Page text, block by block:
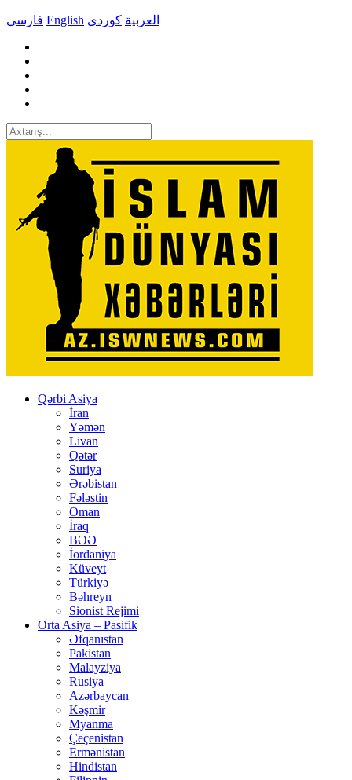
فارسی English العربیة کوردی
Qərbi Asiya
İran
Yəmən
Livan
Qətər
Suriya
Ərəbistan
Fələstin
Oman
İraq
BƏƏ
İordaniya
Küveyt
Türkiyə
Bəhreyn
Sionist Rejimi
Orta Asiya – Pasifik
Əfqanıstan
Pakistan
Malayziya
Rusiya
Azərbaycan
Kəşmir
Myanma
Çeçenistan
Ermənistan
Hindistan